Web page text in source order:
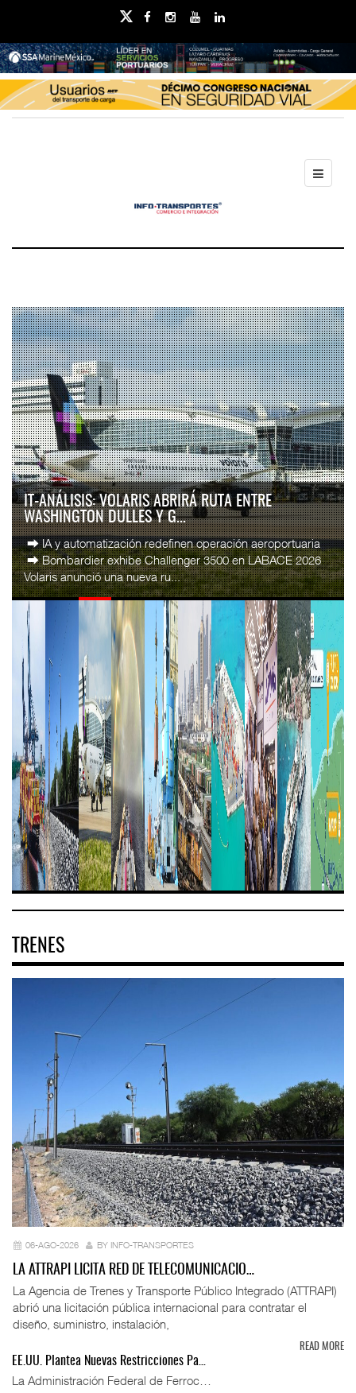
IT-ANÁLISIS: VOLARIS ABRIRÁ RUTA ENTRE
WASHINGTON DULLES Y G...
⮕ IA y automatización redefinen operación aeroportuaria
⮕ Bombardier exhibe Challenger 3500 en LABACE 2026
Volaris anunció una nueva ru...
TRENES
06-AGO-2026 BY INFO-TRANSPORTES
LA ATTRAPI LICITA RED DE TELECOMUNICACIO…
La Agencia de Trenes y Transporte Público Integrado (ATTRAPI)
abrió una licitación pública internacional para contratar el
diseño, suministro, instalación,
READ MORE
EE.UU. Plantea Nuevas Restricciones Pa…
La Administración Federal de Ferroc…